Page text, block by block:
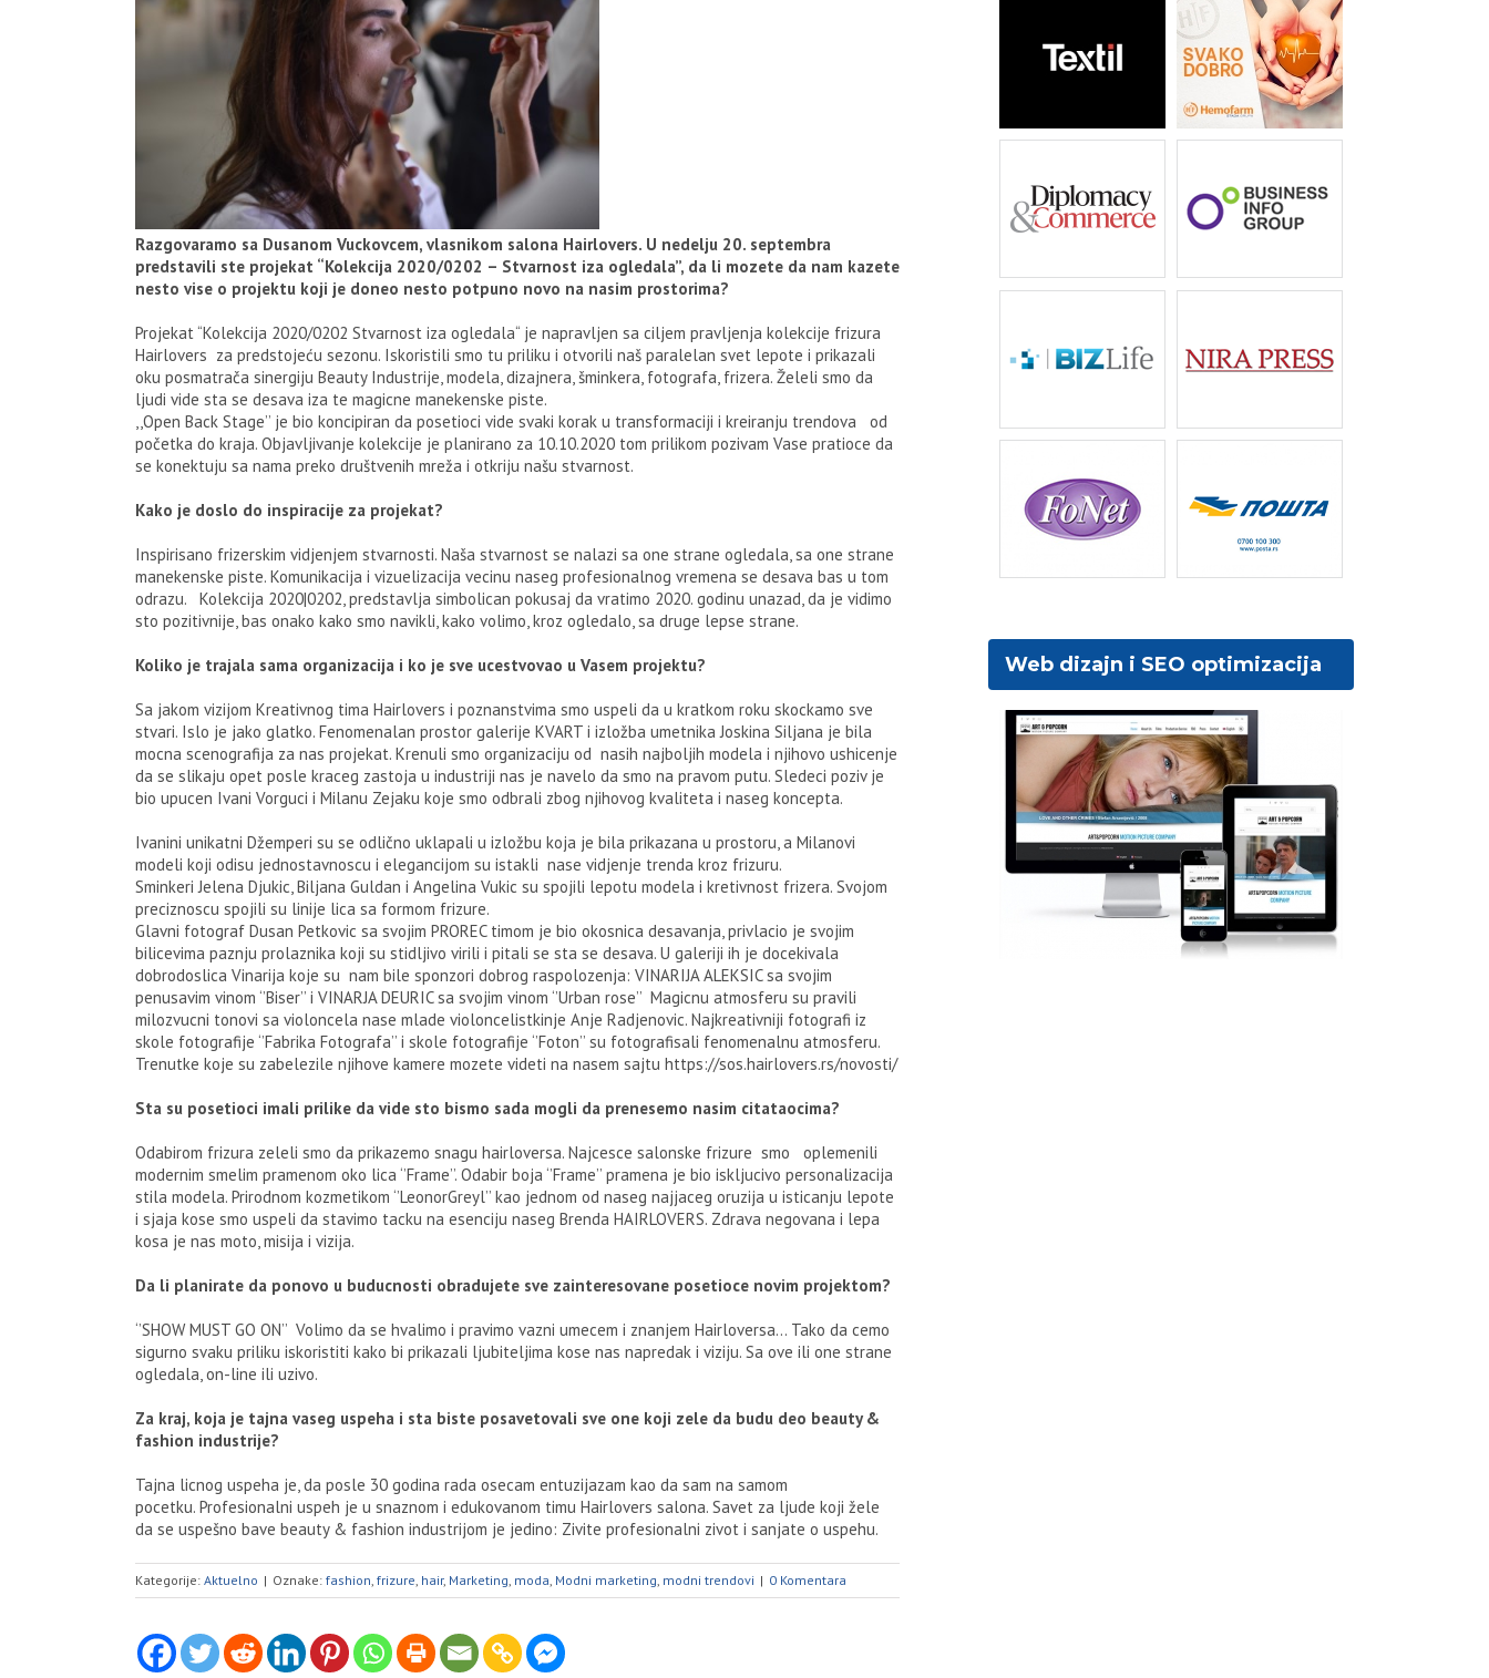
Razgovaramo sa Dusanom Vuckovcem, vlasnikom salona Hairlovers. U nedelju 20. septembra
predstavili ste projekat “Kolekcija 2020/0202 – Stvarnost iza ogledala”, da li mozete da nam kazete
nesto vise o projektu koji je doneo nesto potpuno novo na nasim prostorima?
Projekat “Kolekcija 2020/0202 Stvarnost iza ogledala“ je napravljen sa ciljem pravljenja kolekcije frizura
Hairlovers za predstojeću sezonu. Iskoristili smo tu priliku i otvorili naš paralelan svet lepote i prikazali
oku posmatrača sinergiju Beauty Industrije, modela, dizajnera, šminkera, fotografa, frizera. Želeli smo da
ljudi vide sta se desava iza te magicne manekenske piste.
,,Open Back Stage’’ je bio koncipiran da posetioci vide svaki korak u transformaciji i kreiranju trendova od
početka do kraja. Objavljivanje kolekcije je planirano za 10.10.2020 tom prilikom pozivam Vase pratioce da
se konektuju sa nama preko društvenih mreža i otkriju našu stvarnost.
Kako je doslo do inspiracije za projekat?
Inspirisano frizerskim vidjenjem stvarnosti. Naša stvarnost se nalazi sa one strane ogledala, sa one strane
manekenske piste. Komunikacija i vizuelizacija vecinu naseg profesionalnog vremena se desava bas u tom
odrazu. Kolekcija 2020|0202, predstavlja simbolican pokusaj da vratimo 2020. godinu unazad, da je vidimo
sto pozitivnije, bas onako kako smo navikli, kako volimo, kroz ogledalo, sa druge lepse strane.
Koliko je trajala sama organizacija i ko je sve ucestvovao u Vasem projektu?
Sa jakom vizijom Kreativnog tima Hairlovers i poznanstvima smo uspeli da u kratkom roku skockamo sve
stvari. Islo je jako glatko. Fenomenalan prostor galerije KVART i izložba umetnika Joskina Siljana je bila
mocna scenografija za nas projekat. Krenuli smo organizaciju od nasih najboljih modela i njihovo ushicenje
da se slikaju opet posle kraceg zastoja u industriji nas je navelo da smo na pravom putu. Sledeci poziv je
bio upucen Ivani Vorguci i Milanu Zejaku koje smo odbrali zbog njihovog kvaliteta i naseg koncepta.
Ivanini unikatni Džemperi su se odlično uklapali u izložbu koja je bila prikazana u prostoru, a Milanovi
modeli koji odisu jednostavnoscu i elegancijom su istakli nase vidjenje trenda kroz frizuru.
Sminkeri Jelena Djukic, Biljana Guldan i Angelina Vukic su spojili lepotu modela i kretivnost frizera. Svojom
preciznoscu spojili su linije lica sa formom frizure.
Glavni fotograf Dusan Petkovic sa svojim PROREC timom je bio okosnica desavanja, privlacio je svojim
bilicevima paznju prolaznika koji su stidljivo virili i pitali se sta se desava. U galeriji ih je docekivala
dobrodoslica Vinarija koje su nam bile sponzori dobrog raspolozenja: VINARIJA ALEKSIC sa svojim
penusavim vinom ‘’Biser’’ i VINARJA DEURIC sa svojim vinom ‘’Urban rose’’ Magicnu atmosferu su pravili
milozvucni tonovi sa violoncela nase mlade violoncelistkinje Anje Radjenovic. Najkreativniji fotografi iz
skole fotografije ‘’Fabrika Fotografa’’ i skole fotografije ‘’Foton’’ su fotografisali fenomenalnu atmosferu.
Trenutke koje su zabelezile njihove kamere mozete videti na nasem sajtu https://sos.hairlovers.rs/novosti/
Sta su posetioci imali prilike da vide sto bismo sada mogli da prenesemo nasim citataocima?
Odabirom frizura zeleli smo da prikazemo snagu hairloversa. Najcesce salonske frizure smo oplemenili
modernim smelim pramenom oko lica ‘’Frame’’. Odabir boja ‘’Frame’’ pramena je bio iskljucivo personalizacija
stila modela. Prirodnom kozmetikom ‘’LeonorGreyl’’ kao jednom od naseg najjaceg oruzija u isticanju lepote
i sjaja kose smo uspeli da stavimo tacku na esenciju naseg Brenda HAIRLOVERS. Zdrava negovana i lepa
kosa je nas moto, misija i vizija.
Da li planirate da ponovo u buducnosti obradujete sve zainteresovane posetioce novim projektom?
‘’SHOW MUST GO ON’’ Volimo da se hvalimo i pravimo vazni umecem i znanjem Hairloversa… Tako da cemo
sigurno svaku priliku iskoristiti kako bi prikazali ljubiteljima kose nas napredak i viziju. Sa ove ili one strane
ogledala, on-line ili uzivo.
Za kraj, koja je tajna vaseg uspeha i sta biste posavetovali sve one koji zele da budu deo beauty &
fashion industrije?
Tajna licnog uspeha je, da posle 30 godina rada osecam entuzijazam kao da sam na samom
pocetku. Profesionalni uspeh je u snaznom i edukovanom timu Hairlovers salona. Savet za ljude koji žele
da se uspešno bave beauty & fashion industrijom je jedino: Zivite profesionalni zivot i sanjate o uspehu.
Kategorije: Aktuelno | Oznake: fashion frizure hair, Marketing moda Modni marketing modni trendovi | 0 Komentara
Web dizajn i SEO optimizacija